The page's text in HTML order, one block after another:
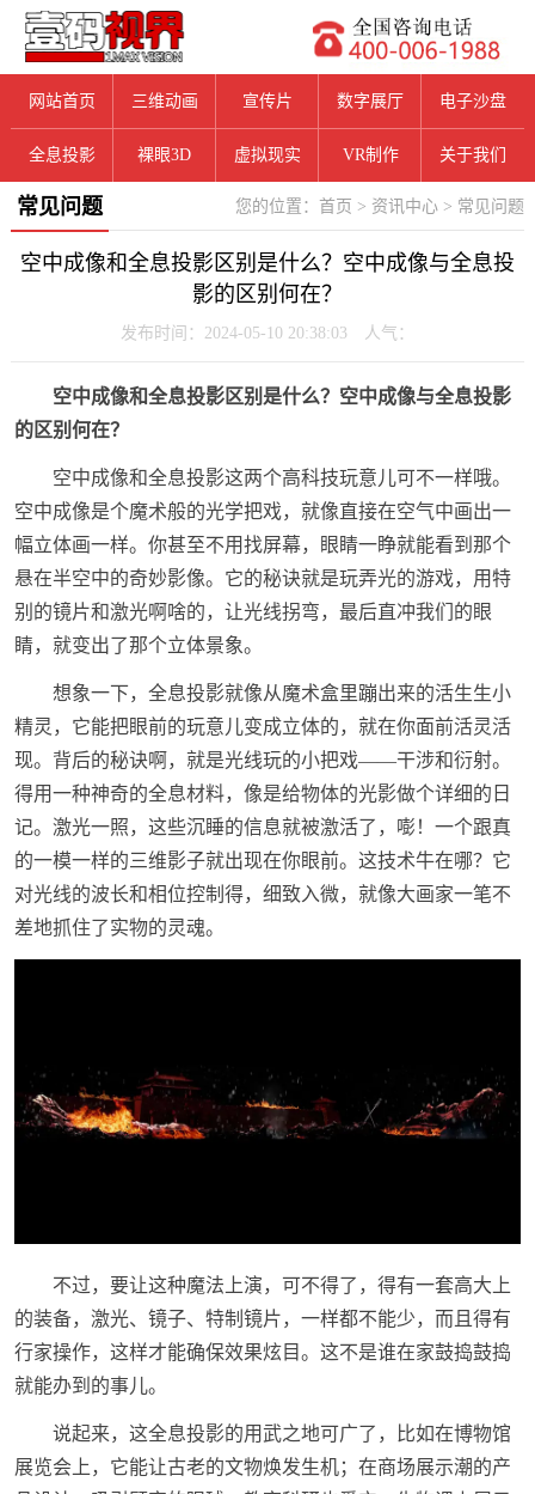
网站首页 三维动画 宣传片 数字展厅 电子沙盘
全息投影 裸眼3D 虚拟现实 VR制作 关于我们
您的位置： 首页 > 资讯中心 > 常见问题
常见问题
空中成像和全息投影区别是什么？空中成像与全息投
影的区别何在？
发布时间：2024-05-10 20:38:03 人气：
空中成像和全息投影区别是什么？空中成像与全息投影
的区别何在？
空中成像和全息投影这两个高科技玩意儿可不一样哦。
空中成像是个魔术般的光学把戏，就像直接在空气中画出一
幅立体画一样。你甚至不用找屏幕，眼睛一睁就能看到那个
悬在半空中的奇妙影像。它的秘诀就是玩弄光的游戏，用特
别的镜片和激光啊啥的，让光线拐弯，最后直冲我们的眼
睛，就变出了那个立体景象。
想象一下，全息投影就像从魔术盒里蹦出来的活生生小
精灵，它能把眼前的玩意儿变成立体的，就在你面前活灵活
现。背后的秘诀啊，就是光线玩的小把戏——干涉和衍射。
得用一种神奇的全息材料，像是给物体的光影做个详细的日
记。激光一照，这些沉睡的信息就被激活了，嘭！一个跟真
的一模一样的三维影子就出现在你眼前。这技术牛在哪？它
对光线的波长和相位控制得，细致入微，就像大画家一笔不
差地抓住了实物的灵魂。
不过，要让这种魔法上演，可不得了，得有一套高大上
的装备，激光、镜子、特制镜片，一样都不能少，而且得有
行家操作，这样才能确保效果炫目。这不是谁在家鼓捣鼓捣
就能办到的事儿。
说起来，这全息投影的用武之地可广了，比如在博物馆
展览会上，它能让古老的文物焕发生机；在商场展示潮的产